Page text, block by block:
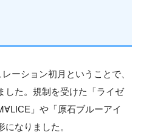
ーション初月ということで、
した。規制を受けた「ライゼ
」や「原石ブルーアイ
なりました。